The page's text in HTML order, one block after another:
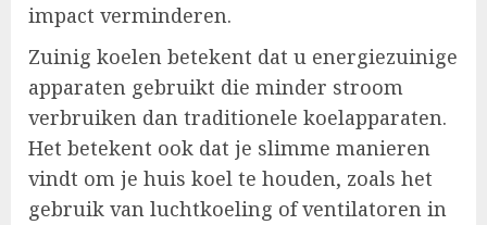
impact verminderen.
Zuinig koelen betekent dat u energiezuinige
apparaten gebruikt die minder stroom
verbruiken dan traditionele koelapparaten.
Het betekent ook dat je slimme manieren
vindt om je huis koel te houden, zoals het
gebruik van luchtkoeling of ventilatoren in